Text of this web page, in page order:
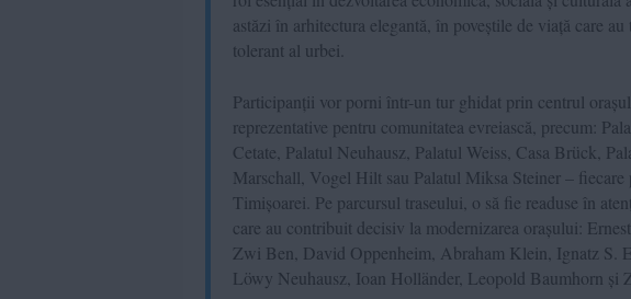
astăzi în arhitectura elegantă, în poveștile de viață care
tolerant al urbei.
Participanții vor porni într-un tur ghidat prin centrul
reprezentative pentru comunitatea evreiască, precum:
Cetate, Palatul Neuhausz, Palatul Weiss, Casa Brück,
Marschall, Vogel Hilt sau Palatul Miksa Steiner – fiecare
Timișoarei. Pe parcursul traseului, o să fie readuse în
care au contribuit decisiv la modernizarea orașului:
Zwi Ben, David Oppenheim, Abraham Klein, Ignatz S.
Löwy Neuhausz, Ioan Holländer, Leopold Baumhorn și